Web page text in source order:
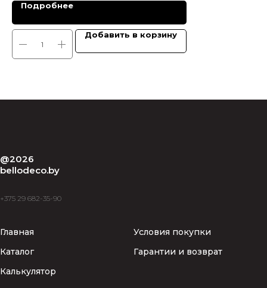
Подробнее
Добавить в корзину
@2026
bellodeco.by
+375 29 682-35-90
Главная
Каталог
Калькулятор
Условия покупки
Гарантии и возврат